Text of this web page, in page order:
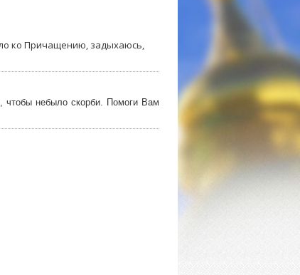
ко Причащению, задыхаюсь,
чтобы небыло скорби. Помоги Вам